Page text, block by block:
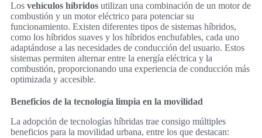
Los vehículos híbridos utilizan una combinación de un motor de
combustión y un motor eléctrico para potenciar su
funcionamiento. Existen diferentes tipos de sistemas híbridos,
como los híbridos suaves y los híbridos enchufables, cada uno
adaptándose a las necesidades de conducción del usuario. Estos
sistemas permiten alternar entre la energía eléctrica y la
combustión, proporcionando una experiencia de conducción más
optimizada y accesible.
Beneficios de la tecnología limpia en la movilidad
La adopción de tecnologías híbridas trae consigo múltiples
beneficios para la movilidad urbana, entre los que destacan: